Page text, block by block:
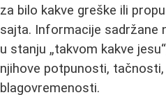
za bilo kakve greške ili
sajta. Informacije sadržane
u stanju „takvom kakve
njihove potpunosti,
blagovremenosti.